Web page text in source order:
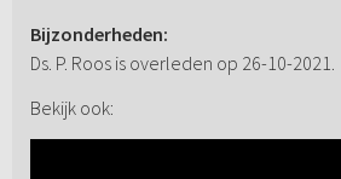
Bijzonderheden:
Ds. P. Roos is overleden op 26-10-2021.
Bekijk ook: